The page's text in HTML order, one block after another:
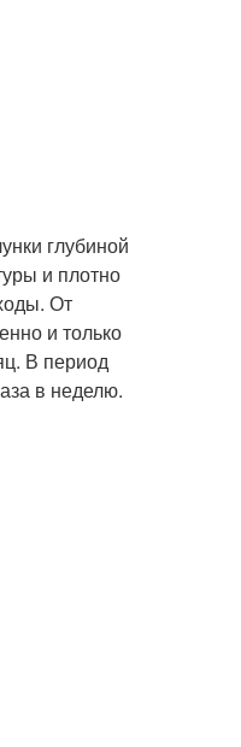
глубиной
и плотно
От
и только
В период
в неделю.